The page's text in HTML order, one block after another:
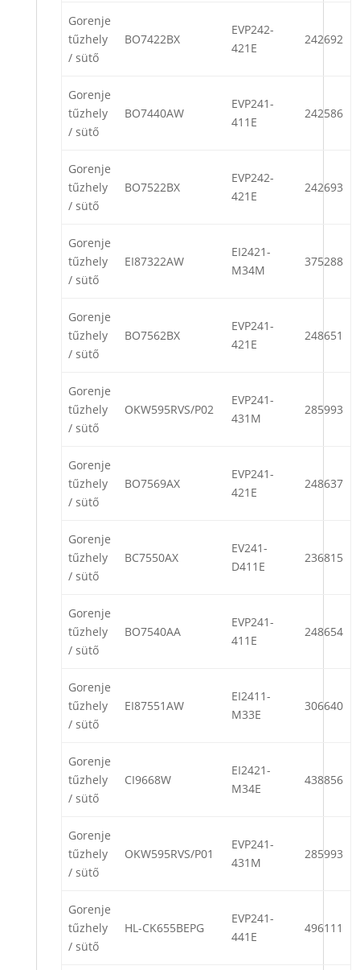
Gorenje
tűzhely
/ sütő
BO7422BX
EVP242-
421E
242692
Gorenje
tűzhely
/ sütő
BO7440AW
EVP241-
411E
242586
Gorenje
tűzhely
/ sütő
BO7522BX
EVP242-
421E
242693
Gorenje
tűzhely
/ sütő
EI87322AW
EI2421-
M34M
375288
Gorenje
tűzhely
/ sütő
BO7562BX
EVP241-
421E
248651
Gorenje
tűzhely
/ sütő
OKW595RVS/P02
EVP241-
431M
285993
Gorenje
tűzhely
/ sütő
BO7569AX
EVP241-
421E
248637
Gorenje
tűzhely
/ sütő
BC7550AX
EV241-
D411E
236815
Gorenje
tűzhely
/ sütő
BO7540AA
EVP241-
411E
248654
Gorenje
tűzhely
/ sütő
EI87551AW
EI2411-
M33E
306640
Gorenje
tűzhely
/ sütő
CI9668W
EI2421-
M34E
438856
Gorenje
tűzhely
/ sütő
OKW595RVS/P01
EVP241-
431M
285993
Gorenje
tűzhely
/ sütő
HL-CK655BEPG
EVP241-
441E
496111